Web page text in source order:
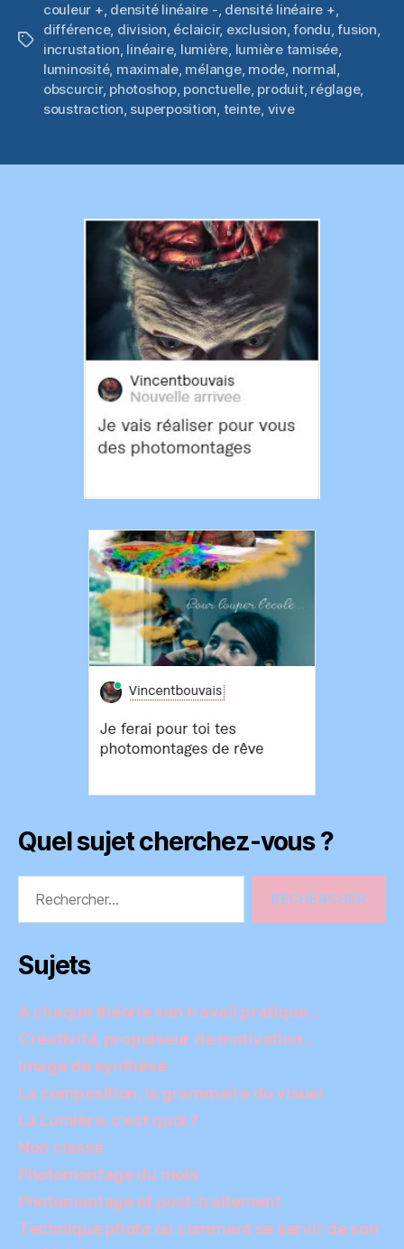
Étiquettes
couleur +, densité linéaire -, densité linéaire +,
différence, division, éclaicir, exclusion,fondu,fusion,
incrustation, linéaire, lumière, lumière tamisée,
luminosité, maximale, mélange, mode, normal,
obscurcir, photoshop, ponctuelle, produit, réglage,
soustraction, superposition, teinte, vive
Quel sujet cherchez-vous ?
Sujets
A chaque théorie son travail pratique…
Créativité, propulseur de motivation…
Image de synthèse
La composition, la grammaire du visuel
La Lumière, c'est quoi ?
Non classé
Photomontage du mois
Photomontage et post-traitement
Technique photo ou comment se servir de son